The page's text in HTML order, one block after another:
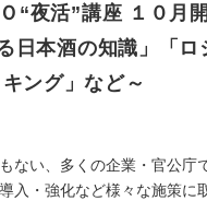
“夜活”講座 １０月
日本酒の知識」「ロ
キング」など～
ない、多くの企業・官公庁
入・強化など様々な施策に